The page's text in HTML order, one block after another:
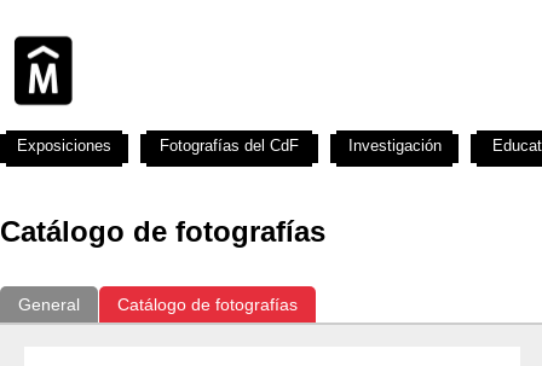
Catálogo de fotografías
General Catálogo de fotografías
Exposiciones Fotografías del CdF Investigación